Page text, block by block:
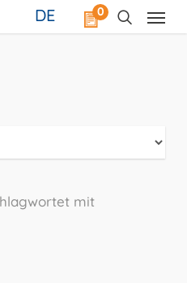
0
DE
mit